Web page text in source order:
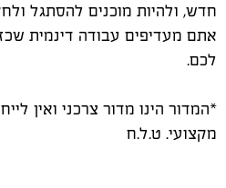
חדש, ולהיות מוכנים להסתגל
אתם מעדיפים עבודה דינמית
לכם.
*המדור הינו מדור צרכני ואין
מקצועי. ט.ל.ח